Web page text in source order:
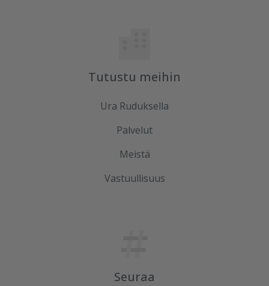
Tutustu meihin
Ura Ruduksella
Palvelut
Meistä
Vastuullisuus
Seuraa